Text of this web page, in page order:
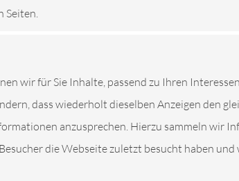
Seiten.
wir für Sie Inhalte, passend zu Ihren
dass wiederholt dieselben Anzeigen den
anzusprechen. Hierzu sammeln wir
die Webseite zuletzt besucht haben